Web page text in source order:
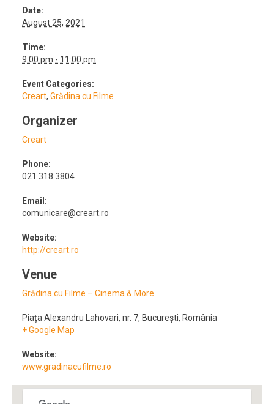
Date:
August 25, 2021
Time:
9:00 pm - 11:00 pm
Event Categories:
Creart,Grădina cu Filme
Organizer
Creart
Phone:
021 318 3804
Email:
comunicare@creart.ro
Website:
http://creart.ro
Venue
Grădina cu Filme – Cinema & More
Piața Alexandru Lahovari, nr. 7, București, România
+ Google Map
Website:
www.gradinacufilme.ro